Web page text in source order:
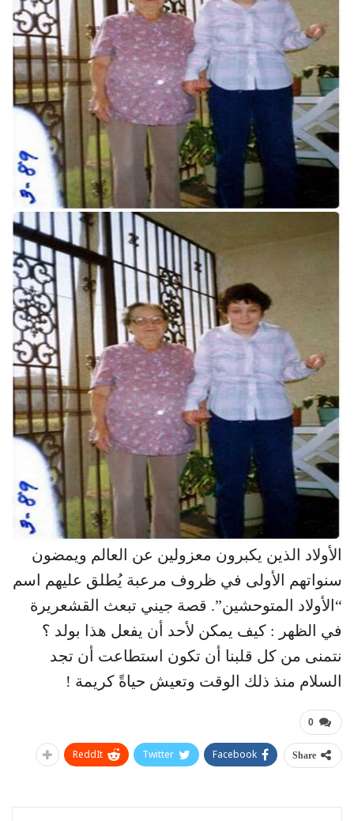
الأولاد الذين يكبرون معزولين عن العالم ويمضون
سنواتهم الأولى في ظروف مرعبة يُطلق عليهم اسم
“الأولاد المتوحشين”. قصة جيني تبعث القشعريرة
في الظهر : كيف يمكن لأحد أن يفعل هذا بولد ؟
نتمنى من كل قلبنا أن تكون استطاعت أن تجد
السلام منذ ذلك الوقت وتعيش حياةً كريمة !
0
Share
Facebook
Twitter
ReddIt